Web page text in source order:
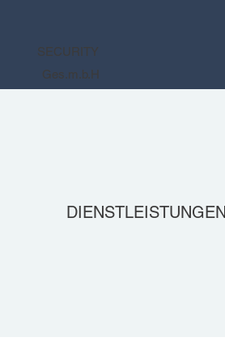
SECURITY
Ges.m.b.H
DIENSTLEISTUNGEN